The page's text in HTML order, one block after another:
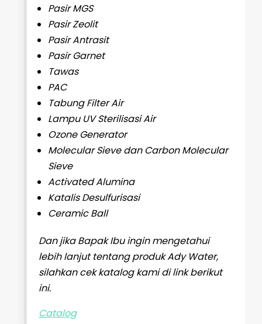
Pasir MGS
Pasir Zeolit
Pasir Antrasit
Pasir Garnet
Tawas
PAC
Tabung Filter Air
Lampu UV Sterilisasi Air
Ozone Generator
Molecular Sieve dan Carbon Molecular
Sieve
Activated Alumina
Katalis Desulfurisasi
Ceramic Ball
Dan jika Bapak Ibu ingin mengetahui
lebih lanjut tentang produk Ady Water,
silahkan cek katalog kami di link berikut
ini.
Catalog